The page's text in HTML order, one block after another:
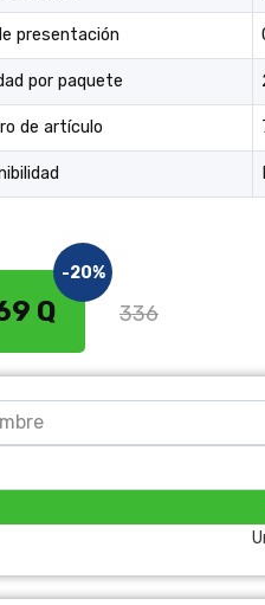
presentación
por paquete
de artículo
Q
-20%
336